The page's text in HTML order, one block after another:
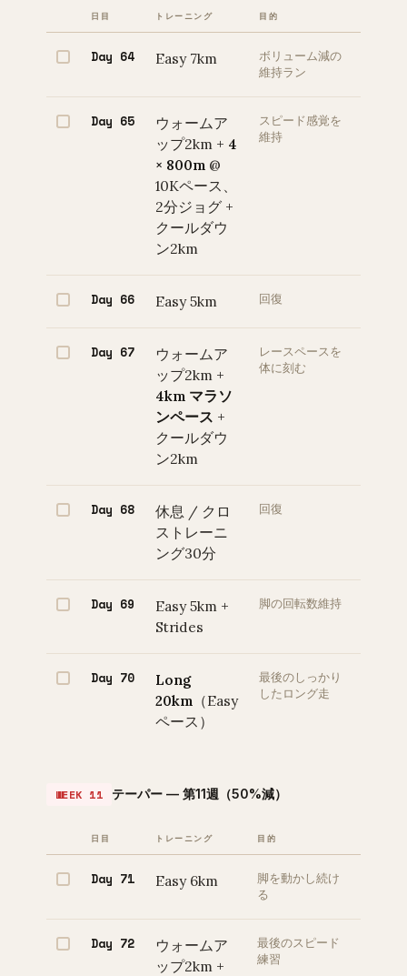
日目 トレーニング 目的
Day 64 Easy 7km
ボリューム減の
維持ラン
Day 65
ウォームア
ップ2km + 4
× 800m @
10Kペース、
2分ジョグ +
クールダウ
ン2km
スピード感覚を
維持
Day 66 Easy 5km 回復
Day 67
ウォームア
ップ2km +
4km マラソ
ンペース +
クールダウ
ン2km
レースペースを
体に刻む
Day 68
休息 / クロ
ストレーニ
ング30分
回復
Day 69
Easy 5km +
Strides
脚の回転数維持
Day 70
Long
20km （Easy
ペース）
最後のしっかり
したロング走
WEEK 11 テーパー — 第11週（50%減）
日目 トレーニング 目的
Day 71 Easy 6km
脚を動かし続け
る
Day 72
ウォームア
ップ2km +
最後のスピード
練習